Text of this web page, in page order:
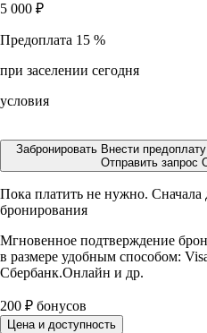
5 000 ₽
Предоплата 15 %
при заселении сегодня
условия
Забронировать Внести предоплату
Отправить запрос
Пока платить не нужно. Сначала
бронирования
Мгновенное подтверждение
в размере удобным способом:
Сбербанк.Онлайн и др.
200 ₽ бонусов
Цена и доступность